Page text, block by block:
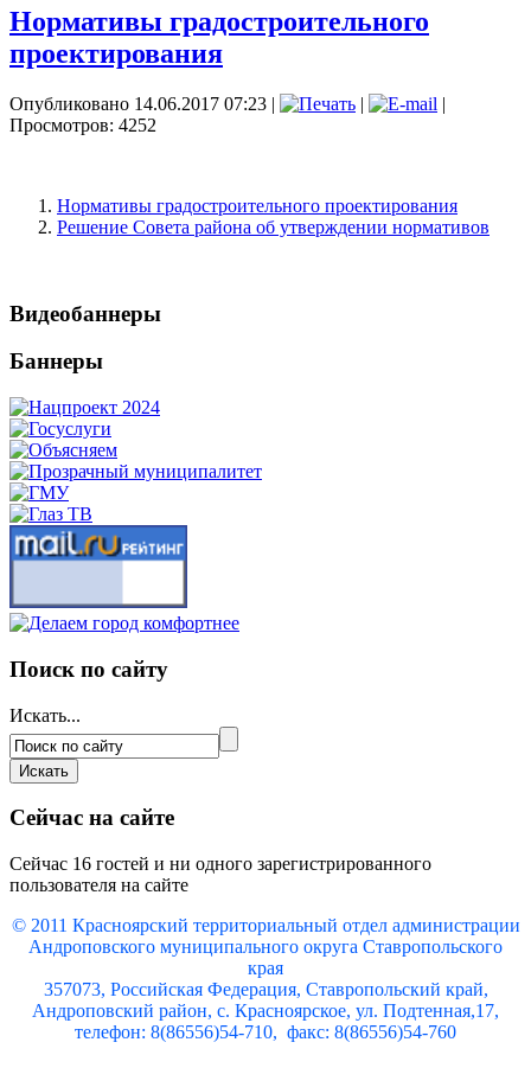
Нормативы градостроительного
проектирования
Опубликовано 14.06.2017 07:23 | |
|
Просмотров: 4252
Нормативы градостроительного проектирования
Решение Совета района об утверждении нормативов
Видеобаннеры
Баннеры
Поиск по сайту
Искать...
Сейчас на сайте
Сейчас 16 гостей и ни одного зарегистрированного
пользователя на сайте
© 2011 Красноярский территориальный отдел администрации
Андроповского муниципального округа Ставропольского
края
357073, Российская Федерация, Ставропольский край,
Андроповский район, с. Красноярское, ул. Подтенная,17,
телефон: 8(86556)54-710, факс: 8(86556)54-760